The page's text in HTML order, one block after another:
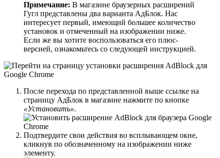
Примечание: В магазине браузерных расширений
Гугл представлены два варианта АдБлок. Нас
интересует первый, имеющий большее количество
установок и отмеченный на изображении ниже.
Если же вы хотите воспользоваться его плюс-
версией, ознакомьтесь со следующей инструкцией.
После перехода по представленной выше ссылке на
страницу АдБлок в магазине нажмите по кнопке
«Установить».
Подтвердите свои действия во всплывающем окне,
кликнув по обозначенному на изображении ниже
элементу.